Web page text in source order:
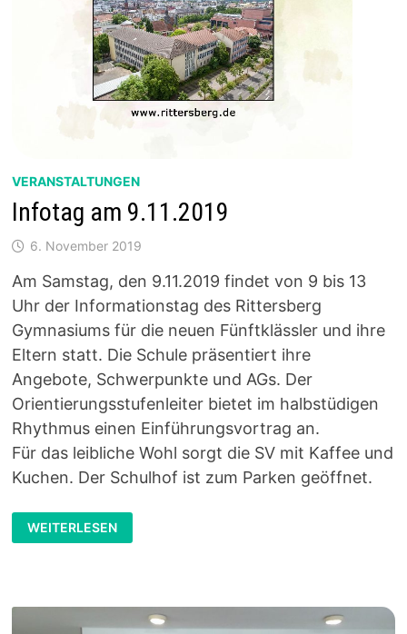
VERANSTALTUNGEN
Infotag am 9.11.2019
6. November 2019
Am Samstag, den 9.11.2019 findet von 9 bis 13
Uhr der Informationstag des Rittersberg
Gymnasiums für die neuen Fünftklässler und ihre
Eltern statt. Die Schule präsentiert ihre
Angebote, Schwerpunkte und AGs. Der
Orientierungsstufenleiter bietet im halbstüdigen
Rhythmus einen Einführungsvortrag an.
Für das leibliche Wohl sorgt die SV mit Kaffee und
Kuchen. Der Schulhof ist zum Parken geöffnet.
INFOTAG
AM
9.11.2019
WEITERLESEN